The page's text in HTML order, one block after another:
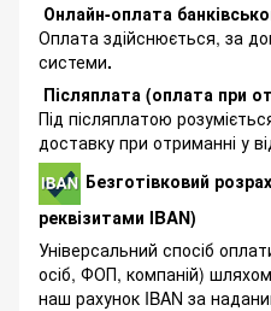
Онлайн-оплата
Оплата здійснюється, за
системи.
Післяплата (оплата при
Під післяплатою
доставку при отриманні у
Безготівковий
реквізитами IBAN)
Універсальний спосіб
осіб, ФОП, компаній)
наш рахунок IBAN за